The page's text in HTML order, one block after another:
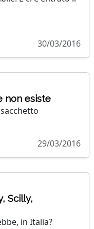
30/03/2016
non esiste
29/03/2016
Scilly,
in Italia?